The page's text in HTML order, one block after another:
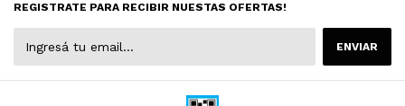
REGISTRATE PARA RECIBIR NUESTAS OFERTAS!